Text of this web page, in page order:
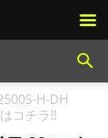
H-DH
コチラ!!